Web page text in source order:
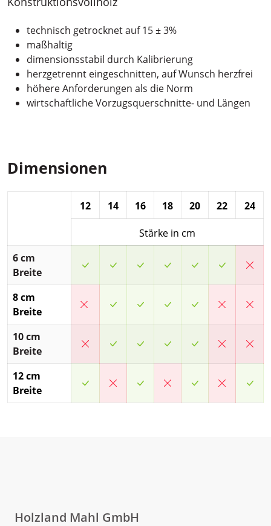
technisch getrocknet auf 15 ± 3%
maßhaltig
dimensionsstabil durch Kalibrierung
herzgetrennt eingeschnitten, auf Wunsch herzfrei
höhere Anforderungen als die Norm
wirtschaftliche Vorzugsquerschnitte- und Längen
Dimensionen
12 14 16 18 20 22 24
Stärke in cm
6 cm
Breite
8 cm
Breite
NEIN
10 cm
Breite
NEIN NEIN
12 cm
Breite
NEIN NEIN NEIN
Holzland Mahl GmbH